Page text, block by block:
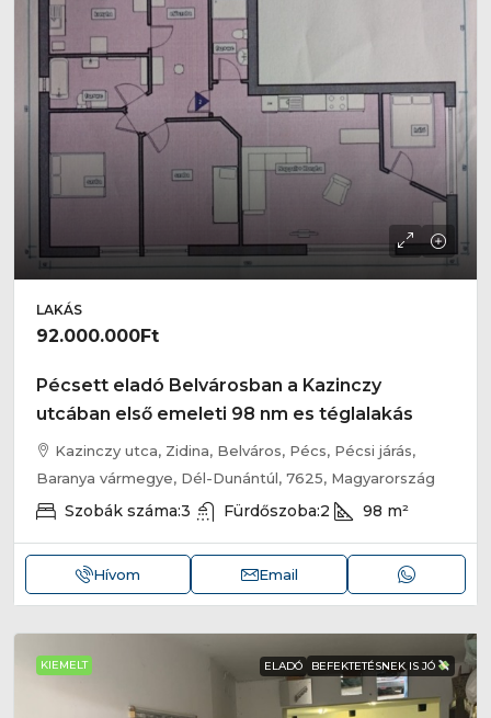
LAKÁS
92.000.000Ft
Pécsett eladó Belvárosban a Kazinczy
utcában első emeleti 98 nm es téglalakás
Kazinczy utca, Zidina, Belváros, Pécs, Pécsi járás,
Baranya vármegye, Dél-Dunántúl, 7625, Magyarország
Szobák száma:3 Fürdőszoba:2 98 m²
Hívom Email
KIEMELT ELADÓ BEFEKTETÉSNEK IS JÓ